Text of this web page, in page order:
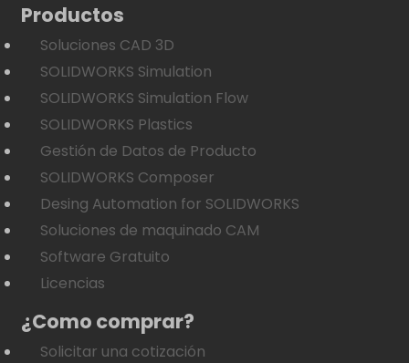
Productos
Soluciones CAD 3D
SOLIDWORKS Simulation
SOLIDWORKS Simulation Flow
SOLIDWORKS Plastics
Gestión de Datos de Producto
SOLIDWORKS Composer
Desing Automation for SOLIDWORKS
Soluciones de maquinado CAM
Software Gratuito
Licencias
¿Como comprar?
Solicitar una cotización